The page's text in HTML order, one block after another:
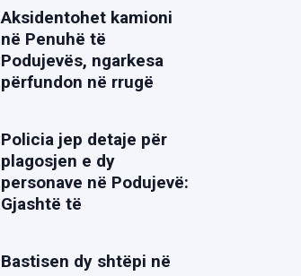
Aksidentohet kamioni
në Penuhë të
Podujevës, ngarkesa
përfundon në rrugë
Policia jep detaje për
plagosjen e dy
personave në Podujevë:
Gjashtë të
Bastisen dy shtëpi në